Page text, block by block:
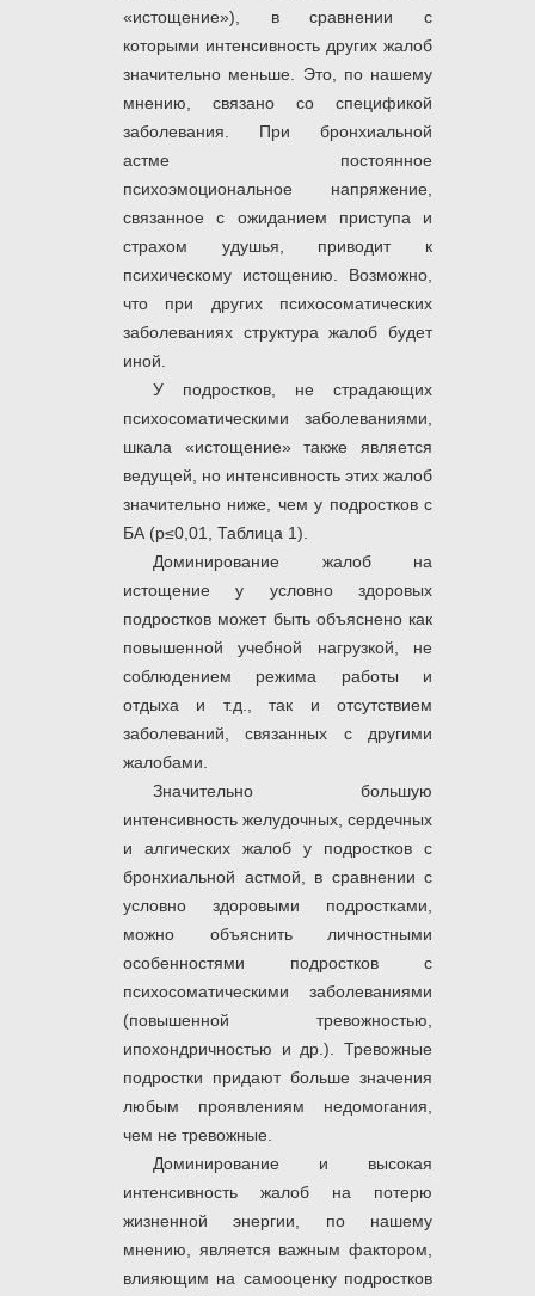
«истощение»), в сравнении с
которыми интенсивность других жалоб
значительно меньше. Это, по нашему
мнению, связано со спецификой
заболевания. При бронхиальной
астме постоянное
психоэмоциональное напряжение,
связанное с ожиданием приступа и
страхом удушья, приводит к
психическому истощению. Возможно,
что при других психосоматических
заболеваниях структура жалоб будет
иной.
У подростков, не страдающих
психосоматическими заболеваниями,
шкала «истощение» также является
ведущей, но интенсивность этих жалоб
значительно ниже, чем у подростков с
БА (р≤0,01, Таблица 1).
Доминирование жалоб на
истощение у условно здоровых
подростков может быть объяснено как
повышенной учебной нагрузкой, не
соблюдением режима работы и
отдыха и т.д., так и отсутствием
заболеваний, связанных с другими
жалобами.
Значительно большую
интенсивность желудочных, сердечных
и алгических жалоб у подростков с
бронхиальной астмой, в сравнении с
условно здоровыми подростками,
можно объяснить личностными
особенностями подростков с
психосоматическими заболеваниями
(повышенной тревожностью,
ипохондричностью и др.). Тревожные
подростки придают больше значения
любым проявлениям недомогания,
чем не тревожные.
Доминирование и высокая
интенсивность жалоб на потерю
жизненной энергии, по нашему
мнению, является важным фактором,
влияющим на самооценку подростков